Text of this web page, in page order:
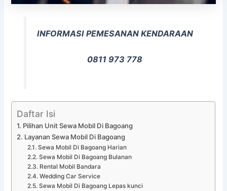
INFORMASI PEMESANAN KENDARAAN
0811 973 778
Daftar Isi
Pilihan Unit Sewa Mobil Di Bagoang
Layanan Sewa Mobil Di Bagoang
Sewa Mobil Di Bagoang Harian
Sewa Mobil Di Bagoang Bulanan
Rental Mobil Bandara
Wedding Car Service
Sewa Mobil Di Bagoang Lepas kunci